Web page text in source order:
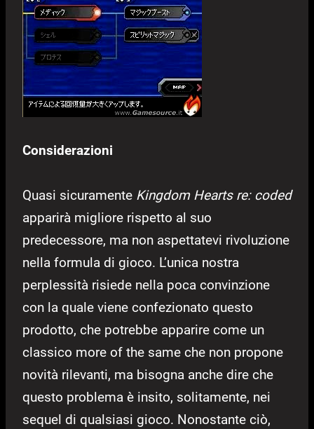
Considerazioni
Quasi sicuramente Kingdom Hearts re: coded
apparirà migliore rispetto al suo
predecessore, ma non aspettatevi rivoluzione
nella formula di gioco. L’unica nostra
perplessità risiede nella poca convinzione
con la quale viene confezionato questo
prodotto, che potrebbe apparire come un
classico more of the same che non propone
novità rilevanti, ma bisogna anche dire che
questo problema è insito, solitamente, nei
sequel di qualsiasi gioco. Nonostante ciò,